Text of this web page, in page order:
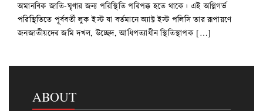
অমানবিক জাতি-ঘৃণার জন্য পরিস্থিতি পরিপক্ক হতে থাকে। এই অগ্নিগর্ভ
পরিস্থিতিতে পূর্ববর্তী লুক ইস্ট যা বর্তমানে অ্যাক্ট ইস্ট পলিসি তার রূপায়ণে
জনজাতীয়দের জমি দখল, উচ্ছেদ, আধিপত্যাধীন স্থিতিস্থাপক […]
ABOUT